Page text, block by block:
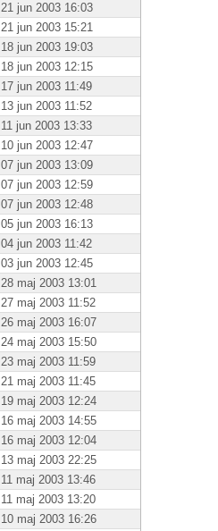
21 jun 2003 16:03
21 jun 2003 15:21
18 jun 2003 19:03
18 jun 2003 12:15
17 jun 2003 11:49
13 jun 2003 11:52
11 jun 2003 13:33
10 jun 2003 12:47
07 jun 2003 13:09
07 jun 2003 12:59
07 jun 2003 12:48
05 jun 2003 16:13
04 jun 2003 11:42
03 jun 2003 12:45
28 maj 2003 13:01
27 maj 2003 11:52
26 maj 2003 16:07
24 maj 2003 15:50
23 maj 2003 11:59
21 maj 2003 11:45
19 maj 2003 12:24
16 maj 2003 14:55
16 maj 2003 12:04
13 maj 2003 22:25
11 maj 2003 13:46
11 maj 2003 13:20
10 maj 2003 16:26